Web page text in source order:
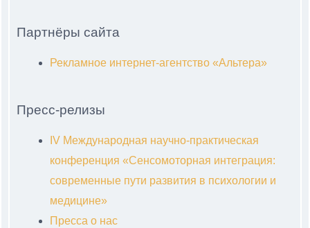
Партнёры сайта
Рекламное интернет-агентство «Альтера»
Пресс-релизы
IV Международная научно-практическая
конференция «Сенсомоторная интеграция:
современные пути развития в психологии и
медицине»
Пресса о нас